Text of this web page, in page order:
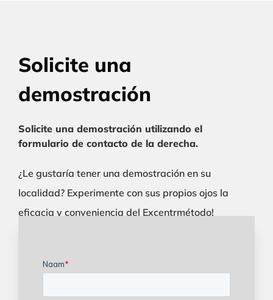
Solicite una
demostración
Solicite una demostración utilizando el
formulario de contacto de la derecha.
¿Le gustaría tener una demostración en su
localidad? Experimente con sus propios ojos la
eficacia y conveniencia del Excentrmétodo!